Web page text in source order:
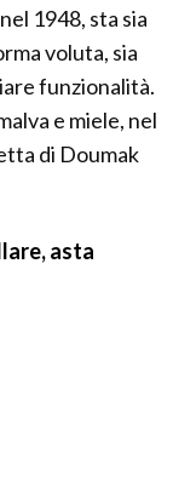
1948, sta sia
voluta, sia
funzionalità.
e miele, nel
di Doumak
asta